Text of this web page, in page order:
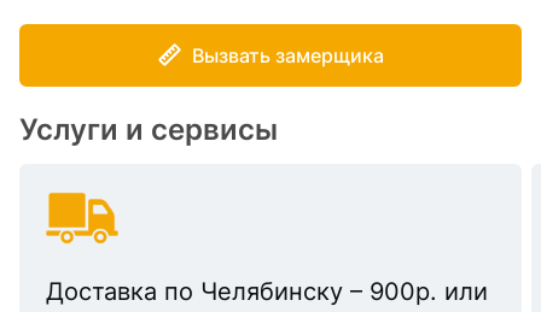
Вызвать замерщика
Услуги и сервисы
Доставка по Челябинску – 900р. или